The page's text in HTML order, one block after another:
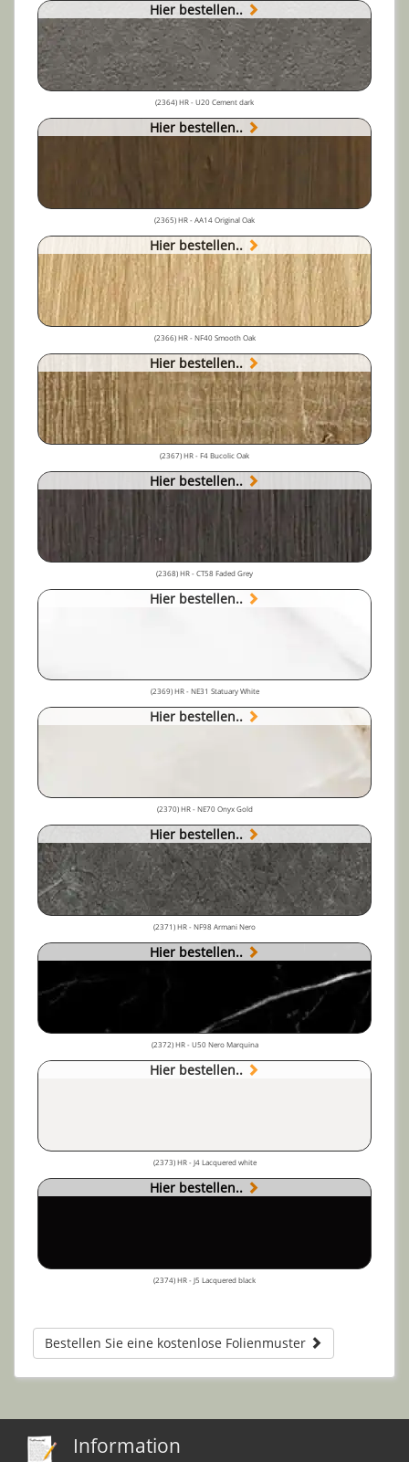
Hier bestellen..
(2364) HR - U20 Cement dark
Hier bestellen..
(2365) HR - AA14 Original Oak
Hier bestellen..
(2366) HR - NF40 Smooth Oak
Hier bestellen..
(2367) HR - F4 Bucolic Oak
Hier bestellen..
(2368) HR - CT58 Faded Grey
Hier bestellen..
(2369) HR - NE31 Statuary White
Hier bestellen..
(2370) HR - NE70 Onyx Gold
Hier bestellen..
(2371) HR - NF98 Armani Nero
Hier bestellen..
(2372) HR - U50 Nero Marquina
Hier bestellen..
(2373) HR - J4 Lacquered white
Hier bestellen..
(2374) HR - J5 Lacquered black
Bestellen Sie eine kostenlose Folienmuster
Information